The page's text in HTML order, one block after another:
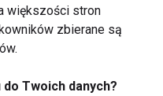
większości stron
zbierane są
Twoich danych?